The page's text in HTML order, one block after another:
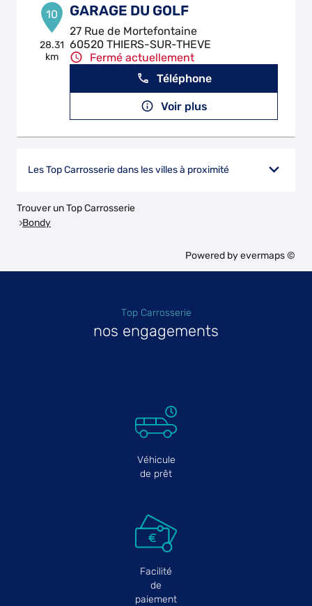
10
28.31
km
GARAGE DU GOLF
27 Rue de Mortefontaine
60520 THIERS-SUR-THEVE
Fermé actuellement
Téléphone
Voir plus
Les Top Carrosserie dans les villes à proximité
Trouver un Top Carrosserie
Bondy
Powered byevermaps ©
Top Carrosserie
nos engagements
Véhicule
de prêt
Facilité
de
paiement